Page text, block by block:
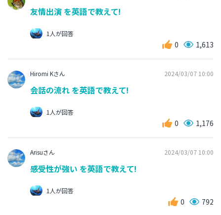
友情出演 を英語で教えて!
1人が回答
0 1,613
Hiromi Kさん 2024/03/07 10:00
会話の流れ を英語で教えて!
1人が回答
0 1,176
Arisuさん 2024/03/07 10:00
感受性が強い を英語で教えて!
1人が回答
0 792